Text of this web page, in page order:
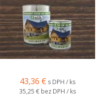
43,36 € s DPH / ks
35,25 € bez DPH / ks